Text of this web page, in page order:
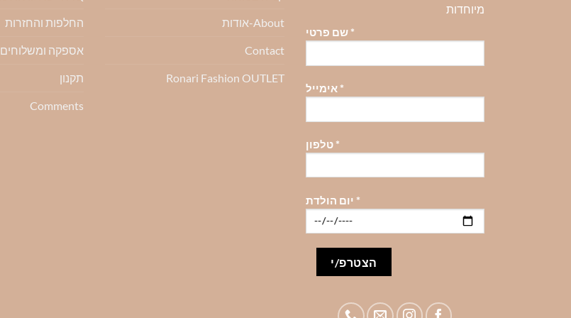
מיוחדות
שם פרטי *
אימייל *
טלפון *
*
About-אודות
Contact
Ronari Fashion OUTLET
החלפות והחזרות
אספקה ומשלוחים
תקנון
Comments